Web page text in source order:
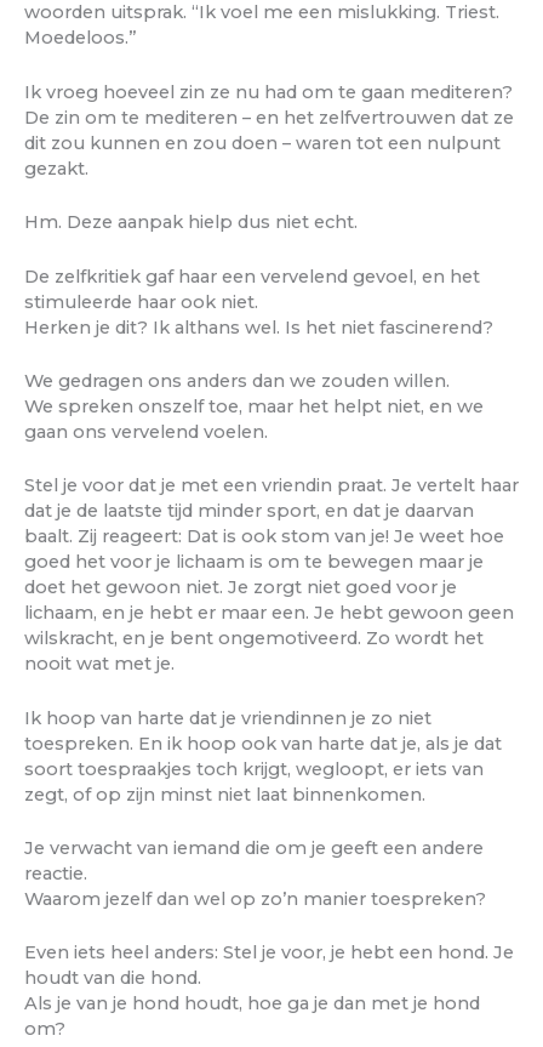
woorden uitsprak. “Ik voel me een mislukking. Triest.
Moedeloos.”
Ik vroeg hoeveel zin ze nu had om te gaan mediteren?
De zin om te mediteren – en het zelfvertrouwen dat ze
dit zou kunnen en zou doen – waren tot een nulpunt
gezakt.
Hm. Deze aanpak hielp dus niet echt.
De zelfkritiek gaf haar een vervelend gevoel, en het
stimuleerde haar ook niet.
Herken je dit? Ik althans wel. Is het niet fascinerend?
We gedragen ons anders dan we zouden willen.
We spreken onszelf toe, maar het helpt niet, en we
gaan ons vervelend voelen.
Stel je voor dat je met een vriendin praat. Je vertelt haar
dat je de laatste tijd minder sport, en dat je daarvan
baalt. Zij reageert: Dat is ook stom van je! Je weet hoe
goed het voor je lichaam is om te bewegen maar je
doet het gewoon niet. Je zorgt niet goed voor je
lichaam, en je hebt er maar een. Je hebt gewoon geen
wilskracht, en je bent ongemotiveerd. Zo wordt het
nooit wat met je.
Ik hoop van harte dat je vriendinnen je zo niet
toespreken. En ik hoop ook van harte dat je, als je dat
soort toespraakjes toch krijgt, wegloopt, er iets van
zegt, of op zijn minst niet laat binnenkomen.
Je verwacht van iemand die om je geeft een andere
reactie.
Waarom jezelf dan wel op zo’n manier toespreken?
Even iets heel anders: Stel je voor, je hebt een hond. Je
houdt van die hond.
Als je van je hond houdt, hoe ga je dan met je hond
om?